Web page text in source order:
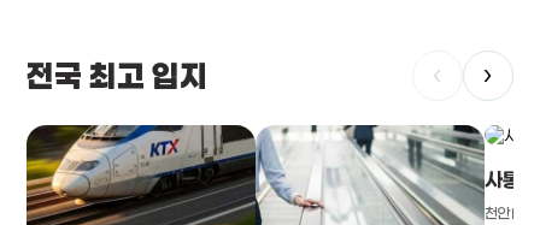
전국 최고 입지 ‹ ›
사통
천안IC(